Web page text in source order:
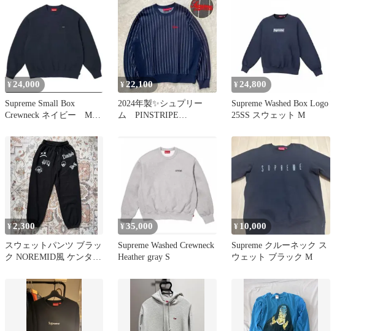
¥ 24,000
Supreme Small Box
Crewneck ネイビー Mサ
¥22,100
2024年製✨シュプリー
ム PINSTRIPE
¥ 24,800
Supreme Washed Box Logo
25SS スウェット M
¥2,300
スウェットパンツ ブラッ
ク NOREMID風 ケンタウ
¥ 35,000
Supreme Washed Crewneck
Heather gray S
¥ 10,000
Supreme クルーネック ス
ウェット ブラック M